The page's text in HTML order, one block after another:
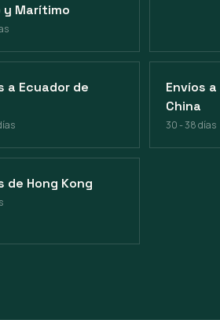
y Marítimo
a Ecuador de
Envíos
China
30 - 38 días
de Hong Kong